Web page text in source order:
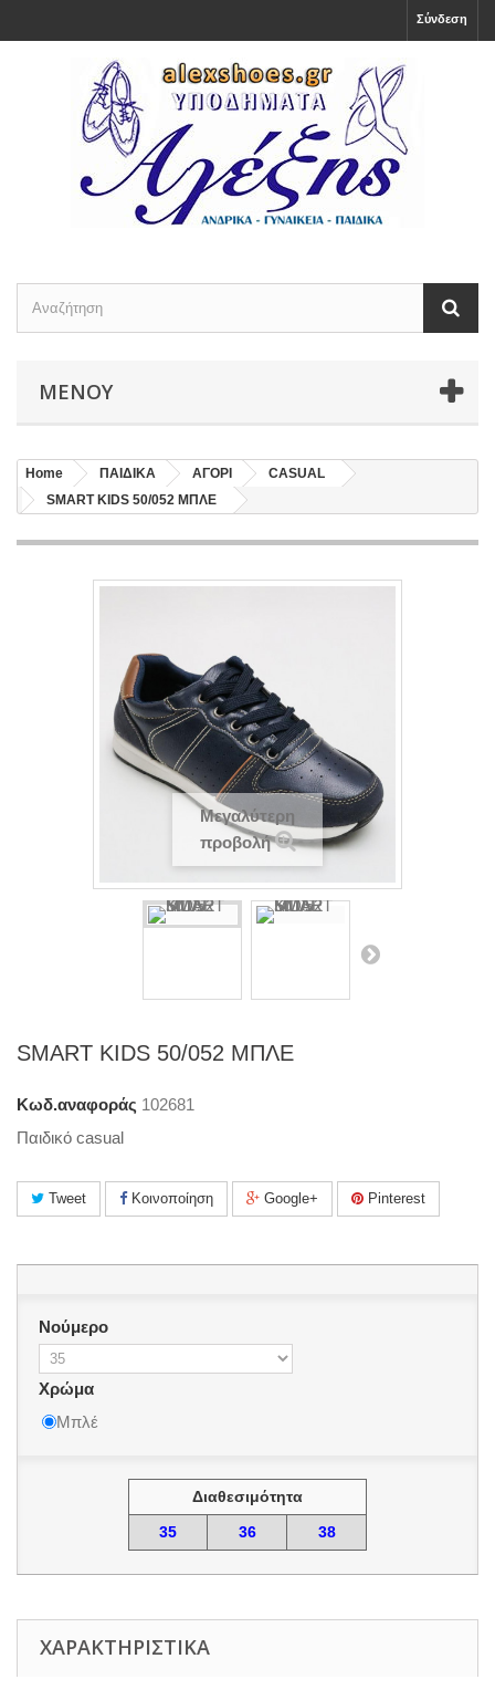
Σύνδεση
ΜΕΝΟΎ
Home ΠΑΙΔΙΚΑ ΑΓΟΡΙ
CASUAL
SMART KIDS 50/052 ΜΠΛΕ
Μεγαλύτερη
προβολή
SMART KIDS 50/052 ΜΠΛΕ
Κωδ.αναφοράς 102681
Παιδικό casual
Tweet Κοινοποίηση Google+ Pinterest
Νούμερο
Χρώμα
Μπλέ
Διαθεσιμότητα
35
36 38
ΧΑΡΑΚΤΗΡΙΣΤΙΚΆ